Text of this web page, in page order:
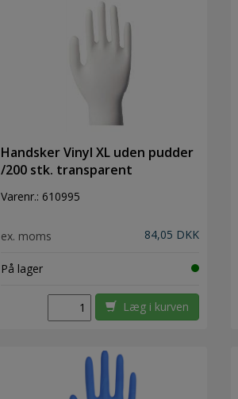
Handsker Vinyl XL uden pudder
/200 stk. transparent
Varenr.: 610995
ex. moms 84,05 DKK
På lager
Læg i kurven